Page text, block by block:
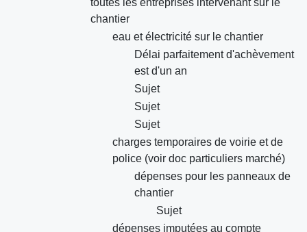
toutes les entreprises intervenant sur le
chantier
eau et électricité sur le chantier
Délai parfaitement d'achèvement
est d'un an
Sujet
Sujet
Sujet
charges temporaires de voirie et de
police (voir doc particuliers marché)
dépenses pour les panneaux de
chantier
Sujet
dépenses imputées au compte